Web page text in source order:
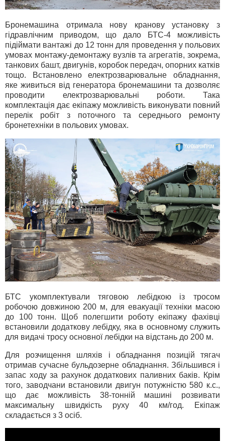
Бронемашина отримала нову кранову установку з
гідравлічним приводом, що дало БТС-4 можливість
підіймати вантажі до 12 тонн для проведення у польових
умовах монтажу-демонтажу вузлів та агрегатів, зокрема,
танкових башт, двигунів, коробок передач, опорних катків
тощо. Встановлено електрозварювальне обладнання,
яке живиться від генератора бронемашини та дозволяє
проводити електрозварювальні роботи. Така
комплектація дає екіпажу можливість виконувати повний
перелік робіт з поточного та середнього ремонту
бронетехніки в польових умовах.
БТС укомплектували тяговою лебідкою із тросом
робочою довжиною 200 м, для евакуації техніки масою
до 100 тонн. Щоб полегшити роботу екіпажу фахівці
встановили додаткову лебідку, яка в основному служить
для видачі тросу основної лебідки на відстань до 200 м.
Для розчищення шляхів і обладнання позицій тягач
отримав сучасне бульдозерне обладнання. Збільшився і
запас ходу за рахунок додаткових паливних баків. Крім
того, заводчани встановили двигун потужністю 580 к.с.,
що дає можливість 38-тонній машині розвивати
максимальну швидкість руху 40 км/год. Екіпаж
складається з 3 осіб.